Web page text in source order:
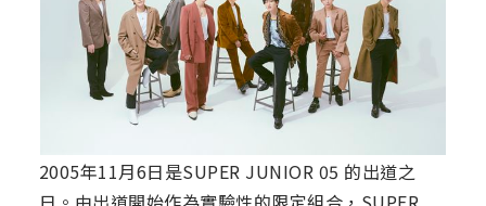
2005年11月6日是SUPER JUNIOR 05 的出道之